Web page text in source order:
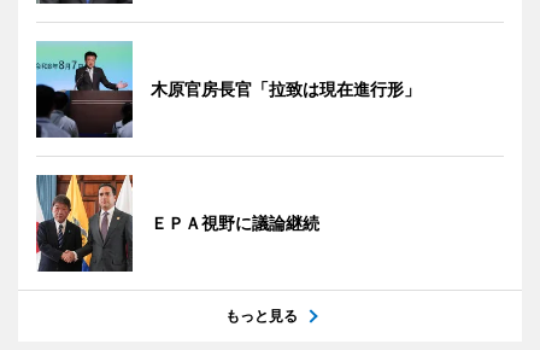
木原官房長官「拉致は現在進行形」
ＥＰＡ視野に議論継続
もっと見る